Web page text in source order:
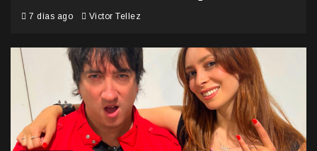
7 días ago Victor Tellez